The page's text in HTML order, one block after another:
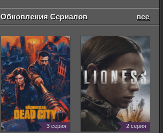
Обновления Сериалов все
3 серия 2 серия